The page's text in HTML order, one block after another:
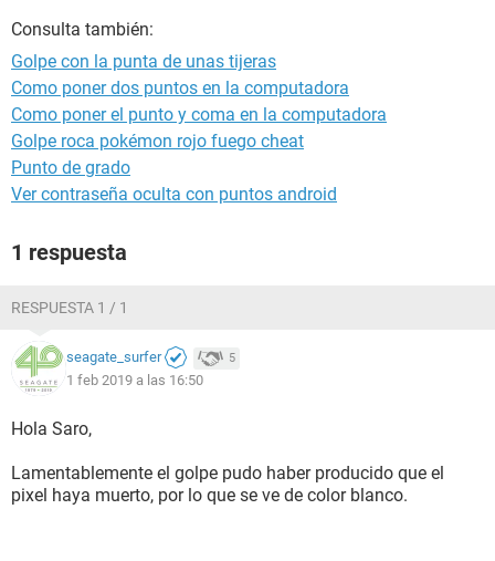
Consulta también:
Golpe con la punta de unas tijeras
Como poner dos puntos en la computadora
Como poner el punto y coma en la computadora
Golpe roca pokémon rojo fuego cheat
Punto de grado
Ver contraseña oculta con puntos android
1 respuesta
RESPUESTA 1 / 1
seagate_surfer 5
1 feb 2019 a las 16:50
Hola Saro,
Lamentablemente el golpe pudo haber producido que el
pixel haya muerto, por lo que se ve de color blanco.